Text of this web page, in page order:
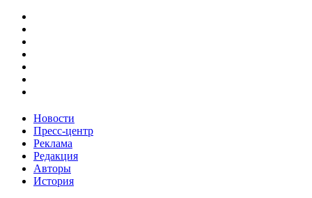
Новости
Пресс-центр
Реклама
Редакция
Авторы
История